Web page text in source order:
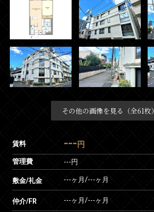
その他の画像を見る（全61枚）
賃料 --- 円
管理費 ---円
敷金/礼金 ---ヶ月/---ヶ月
仲介/FR ---ヶ月/---ヶ月